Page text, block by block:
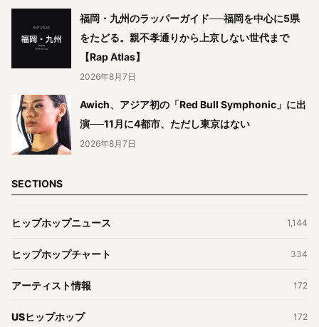
福岡・九州のラッパーガイド──福岡を中心に5県
をたどる。親不孝通りから上京しない世代まで
【Rap Atlas】
2026年8月7日
Awich、アジア初の「Red Bull Symphonic」に出
演──11月に4都市、ただし東京はない
2026年8月7日
SECTIONS
ヒップホップニュース 1,144
ヒップホップチャート 334
アーティスト情報 172
USヒップホップ 172